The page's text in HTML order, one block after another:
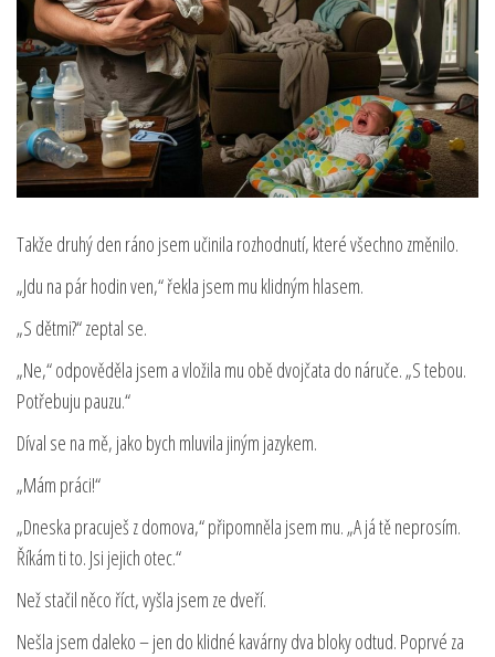
Takže druhý den ráno jsem učinila rozhodnutí, které všechno změnilo.
„Jdu na pár hodin ven,“ řekla jsem mu klidným hlasem.
„S dětmi?“ zeptal se.
„Ne,“ odpověděla jsem a vložila mu obě dvojčata do náruče. „S tebou.
Potřebuju pauzu.“
Díval se na mě, jako bych mluvila jiným jazykem.
„Mám práci!“
„Dneska pracuješ z domova,“ připomněla jsem mu. „A já tě neprosím.
Říkám ti to. Jsi jejich otec.“
Než stačil něco říct, vyšla jsem ze dveří.
Nešla jsem daleko – jen do klidné kavárny dva bloky odtud. Poprvé za